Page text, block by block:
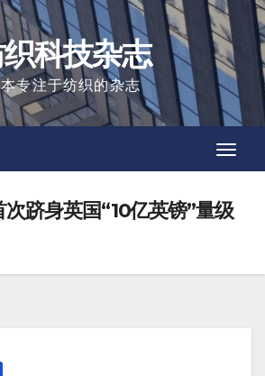
科技杂志
专注于纺织的杂志
次跻身英国“10亿英镑”量级